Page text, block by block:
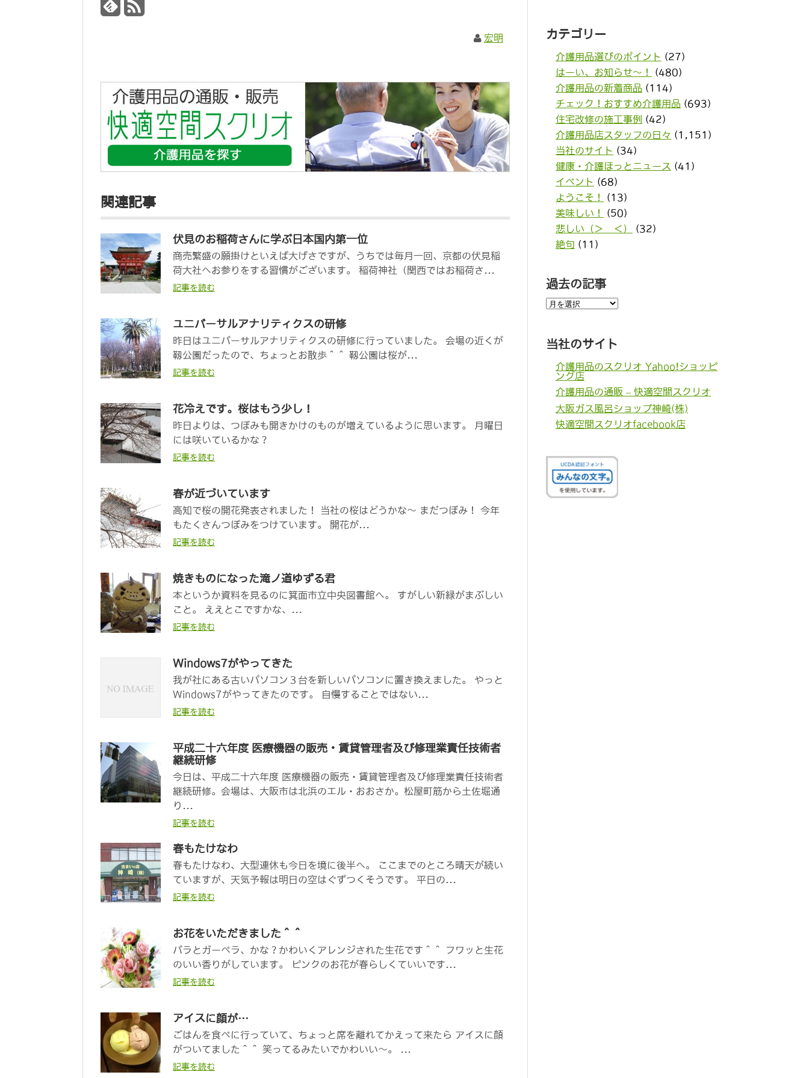
宏明
関連記事
伏見のお稲荷さんに学ぶ日本国内第一位
商売繁盛の願掛けといえば大げさですが、うちでは毎月一回、京都の伏見稲
荷大社へお参りをする習慣がございます。 稲荷神社（関西ではお稲荷さ...
記事を読む
ユニバーサルアナリティクスの研修
昨日はユニバーサルアナリティクスの研修に行っていました。 会場の近くが
靱公園だったので、ちょっとお散歩＾＾ 靱公園は桜が...
記事を読む
花冷えです。桜はもう少し！
昨日よりは、つぼみも開きかけのものが増えているように思います。 月曜日
には咲いているかな？
記事を読む
春が近づいています
高知で桜の開花発表されました！ 当社の桜はどうかな～ まだつぼみ！ 今年
もたくさんつぼみをつけています。 開花が...
記事を読む
焼きものになった滝ノ道ゆずる君
本というか資料を見るのに箕面市立中央図書館へ。 すがしい新緑がまぶしい
こと。 ええとこですかな、...
記事を読む
Windows7がやってきた
我が社にある古いパソコン３台を新しいパソコンに置き換えました。 やっと
Windows7がやってきたのです。 自慢することではない...
記事を読む
平成二十六年度 医療機器の販売・賃貸管理者及び修理業責任技術者
継続研修
今日は、平成二十六年度 医療機器の販売・賃貸管理者及び修理業責任技術者
継続研修。会場は、大阪市は北浜のエル・おおさか。松屋町筋から土佐堀通
り...
記事を読む
春もたけなわ
春もたけなわ、大型連休も今日を境に後半へ。 ここまでのところ晴天が続い
ていますが、天気予報は明日の空はぐずつくそうです。 平日の...
記事を読む
お花をいただきました＾＾
バラとガーベラ、かな？かわいくアレンジされた生花です＾＾ フワッと生花
のいい香りがしています。 ピンクのお花が春らしくていいです...
記事を読む
アイスに顔が…
ごはんを食べに行っていて、ちょっと席を離れてかえって来たら アイスに顔
がついてました＾＾ 笑ってるみたいでかわいい～。 ...
記事を読む
カテゴリー
介護用品選びのポイント (27)
はーい、お知らせ〜！
(480)
介護用品の新着商品 (114)
チェック！おすすめ介護用品 (693)
住宅改修の施工事例 (42)
介護用品店スタッフの日々 (1,151)
当社のサイト (34)
健康・介護ほっとニュース (41)
イベント (68)
ようこそ！
(13)
美味しい！
(50)
悲しい（＞＿＜）
(32)
絶句 (11)
過去の記事
過
去
事
当社のサイト
介護用品のスクリオ Yahoo!ショッピ
ング店
介護用品の通販 – 快適空間スクリオ
大阪ガス風呂ショップ神崎(株)
快適空間スクリオfacebook店